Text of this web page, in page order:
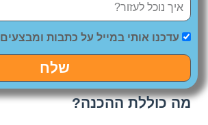
עדכנו אותי במייל על כתבות ומבצעים
שלח
מה כוללת ההכנה?